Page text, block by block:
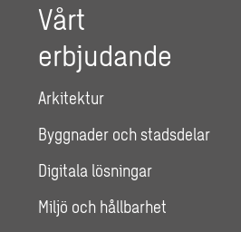
Vårt
erbjudande
Arkitektur
Byggnader och stadsdelar
Digitala lösningar
Miljö och hållbarhet